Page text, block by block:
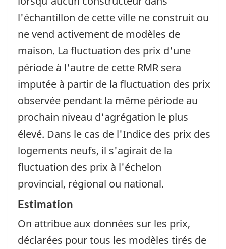
l'échantillon de cette ville ne construit ou
ne vend activement de modèles de
maison. La fluctuation des prix d'une
période à l'autre de cette RMR sera
imputée à partir de la fluctuation des prix
observée pendant la même période au
prochain niveau d'agrégation le plus
élevé. Dans le cas de l'Indice des prix des
logements neufs, il s'agirait de la
fluctuation des prix à l'échelon
provincial, régional ou national.
Estimation
On attribue aux données sur les prix,
déclarées pour tous les modèles tirés de